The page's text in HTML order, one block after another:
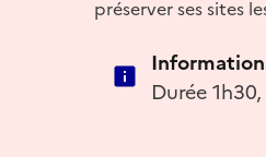
préserver ses sites
Durée